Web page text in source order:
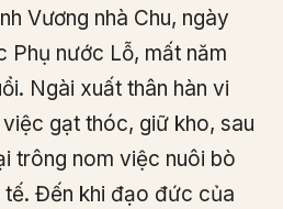
Vương nhà Chu, ngày
Phụ nước Lỗ, mất năm
Ngài xuất thân hàn vi
gạt thóc, giữ kho, sau
trông nom việc nuôi bò
Đến khi đạo đức của